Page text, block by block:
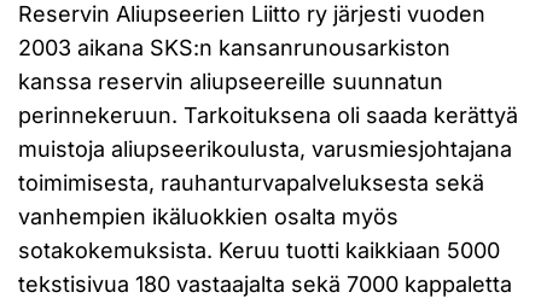
Reservin Aliupseerien Liitto ry järjesti vuoden
2003 aikana SKS:n kansanrunousarkiston
kanssa reservin aliupseereille suunnatun
perinnekeruun. Tarkoituksena oli saada kerättyä
muistoja aliupseerikoulusta, varusmiesjohtajana
toimimisesta, rauhanturvapalveluksesta sekä
vanhempien ikäluokkien osalta myös
sotakokemuksista. Keruu tuotti kaikkiaan 5000
tekstisivua 180 vastaajalta sekä 7000 kappaletta